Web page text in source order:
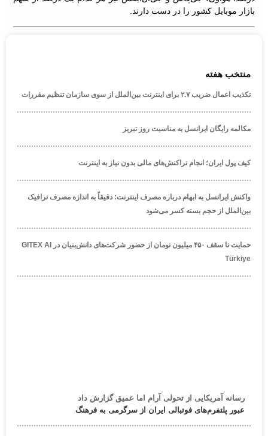
بازار موبایل کشور را در دست دارند.
منتخب هفته
تکذیب اعمال ضریب ۲.۷ برای اینترنت بین‌الملل از سوی سازمان تنظیم مقررات
مکالمه رایگان ایرانسل به مناسبت روز تبریز
کیف پول ایران؛ انجام تراکنش‌های مالی بدون نیاز به اینترنت
واکنش ایرانسل به ابهام درباره مصرف اینترنت: دقیقاً به اندازه مصرف ترافیک
بین‌الملل از حجم بسته کسر می‌شود
حمایت تا سقف ۴۵۰ میلیون تومان از حضور شرکت‌های دانش‌بنیان در GITEX AI
Türkiye
رسانه آمریکایی از تحولی آرام اما عمیق گزارش داد
عبور پلتفرم‌های فوتبالی ایران از سرگرمی به فرهنگ